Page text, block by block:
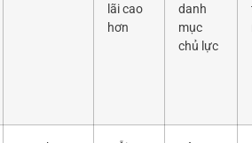
lãi cao
hơn
danh
mục
chủ lực